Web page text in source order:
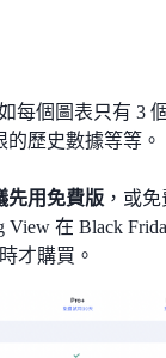
每個圖表只有 3
歷史數據等等。
先用免費版 ，或
View 在 Black
才購買。